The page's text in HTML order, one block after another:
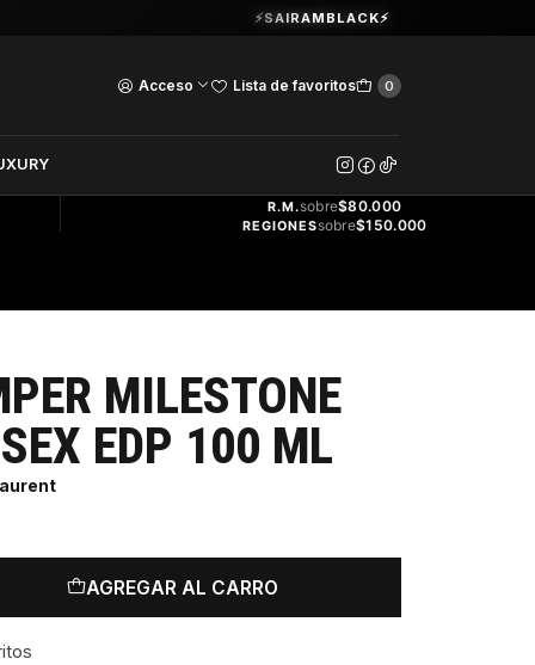
Acceso Lista de favoritos 0
Guardia Vieja 202. Oficina 102.Ver Horarios
⚡SAIRAMBLACK⚡
GRATIS
R.M.sobre$80.000
REGIONESsobre$150.000
MILESTONE
EDP 100 ML
AGREGAR AL CARRO